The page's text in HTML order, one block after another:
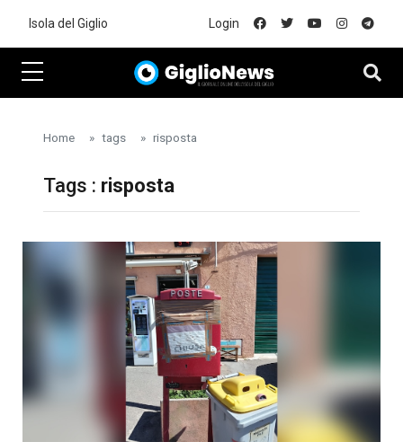
Isola del Giglio Login
Home tags risposta
Tags : risposta